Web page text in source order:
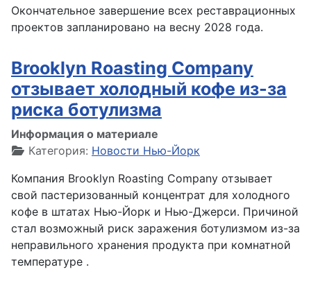
Окончательное завершение всех реставрационных
проектов запланировано на весну 2028 года.
Brooklyn Roasting Company
отзывает холодный кофе из-за
риска ботулизма
Информация о материале
Категория: Новости Нью-Йорк
Компания Brooklyn Roasting Company отзывает
свой пастеризованный концентрат для холодного
кофе в штатах Нью-Йорк и Нью-Джерси. Причиной
стал возможный риск заражения ботулизмом из-за
неправильного хранения продукта при комнатной
температуре .